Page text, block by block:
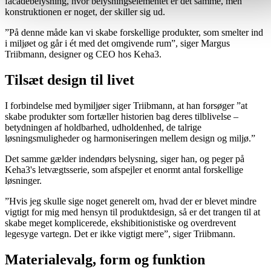
konstruktionen er noget, der skiller sig ud.
”På denne måde kan vi skabe forskellige produkter, som smelter ind
i miljøet og går i ét med det omgivende rum”, siger Margus
Triibmann, designer og CEO hos Keha3.
Tilsæt design til livet
I forbindelse med bymiljøer siger Triibmann, at han forsøger ”at
skabe produkter som fortæller historien bag deres tilblivelse –
betydningen af holdbarhed, udholdenhed, de talrige
løsningsmuligheder og harmoniseringen mellem design og miljø.”
Det samme gælder indendørs belysning, siger han, og peger på
Keha3's letvægtsserie, som afspejler et enormt antal forskellige
løsninger.
”Hvis jeg skulle sige noget generelt om, hvad der er blevet mindre
vigtigt for mig med hensyn til produktdesign, så er det trangen til at
skabe meget komplicerede, ekshibitionistiske og overdrevent
legesyge vartegn. Det er ikke vigtigt mere”, siger Triibmann.
Materialevalg, form og funktion